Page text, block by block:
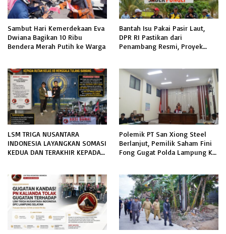
Sambut Hari Kemerdekaan Eva
Dwiana Bagikan 10 Ribu
Bendera Merah Putih ke Warga
Bantah Isu Pakai Pasir Laut,
DPR RI Pastikan dari
Penambang Resmi, Proyek
LSM TRIGA NUSANTARA
INDONESIA LAYANGKAN SOMASI
KEDUA DAN TERAKHIR KEPADA
INFORMASI PUBLIK
Polemik PT San Xiong Steel
Berlanjut, Pemilik Saham Fini
Fong Gugat Polda Lampung Ke